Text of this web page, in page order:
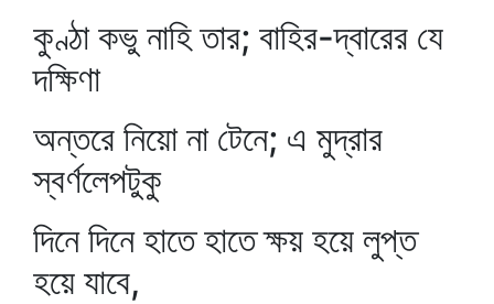
কুণ্ঠা কভু নাহি তার; বাহির-দ্বারের যে
দক্ষিণা
অন্তরে নিয়ো না টেনে; এ মুদ্রার
স্বর্ণলেপটুকু
দিনে দিনে হাতে হাতে ক্ষয় হয়ে লুপ্ত
হয়ে যাবে,